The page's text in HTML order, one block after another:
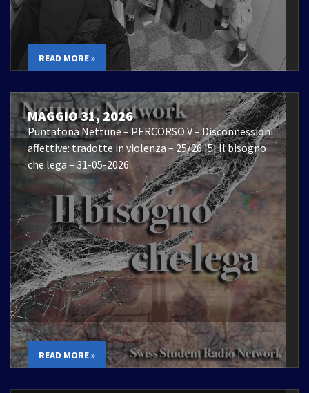
READ MORE »
MAGGIO 31, 2026
Puntatona Nettune – PERCORSO V – Disconnessioni
affettive: tradotte in violenza – 25/26 |5| Il bisogno
che lega – 31-05-2026
READ MORE »